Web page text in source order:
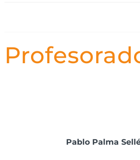
Pablo Palma